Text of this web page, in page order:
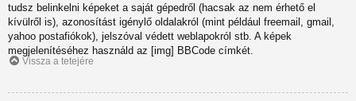
tudsz belinkelni képeket a saját gépedről (hacsak az nem érhető el
kívülről is), azonosítást igénylő oldalakról (mint például freemail, gmail,
yahoo postafiókok), jelszóval védett weblapokról stb. A képek
megjelenítéséhez használd az [img] BBCode címkét.
Vissza a tetejére